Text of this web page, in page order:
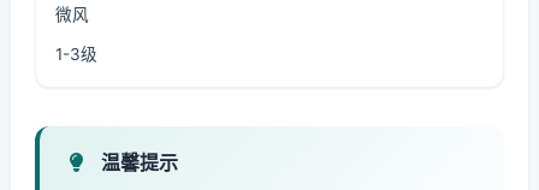
微风
1-3级
温馨提示